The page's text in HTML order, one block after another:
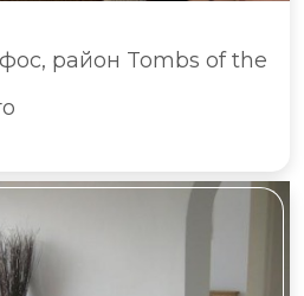
район Tombs of the